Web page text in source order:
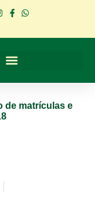
de matrículas e